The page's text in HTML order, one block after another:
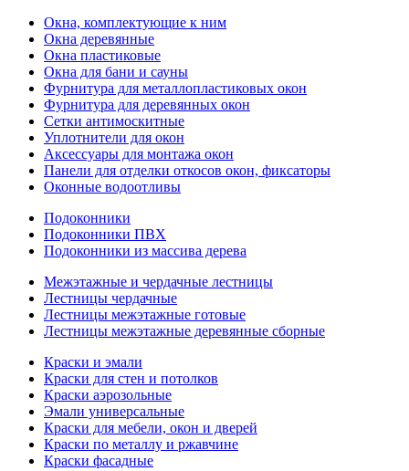
Окна, комплектующие к ним
Окна деревянные
Окна пластиковые
Окна для бани и сауны
Фурнитура для металлопластиковых окон
Фурнитура для деревянных окон
Сетки антимоскитные
Уплотнители для окон
Аксессуары для монтажа окон
Панели для отделки откосов окон, фиксаторы
Оконные водоотливы
Подоконники
Подоконники ПВХ
Подоконники из массива дерева
Межэтажные и чердачные лестницы
Лестницы чердачные
Лестницы межэтажные готовые
Лестницы межэтажные деревянные сборные
Краски и эмали
Краски для стен и потолков
Краски аэрозольные
Эмали универсальные
Краски для мебели, окон и дверей
Краски по металлу и ржавчине
Краски фасадные